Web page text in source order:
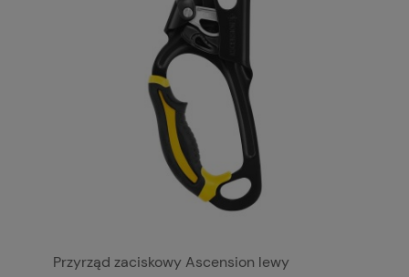
Przyrząd zaciskowy Ascension lewy